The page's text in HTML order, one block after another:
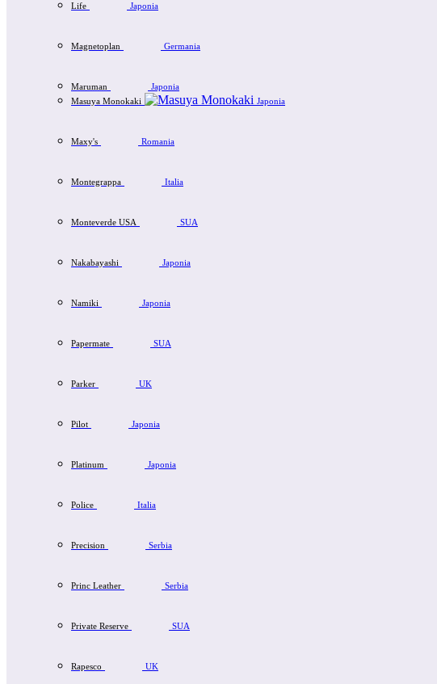
Life Japonia
Magnetoplan Germania
Maruman
Japonia
Masuya Monokaki
Japonia
Maxy's Romania
Montegrappa Italia
Monteverde USA SUA
Nakabayashi Japonia
Namiki Japonia
Papermate SUA
Parker UK
Pilot Japonia
Platinum Japonia
Police Italia
Precision Serbia
Princ Leather Serbia
Private Reserve SUA
Rapesco UK